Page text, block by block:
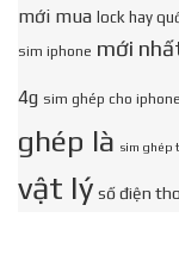
mới mua lock hay
sim iphone mới
4g sim ghép cho iphone
ghép là sim ghép
vật lý số điện